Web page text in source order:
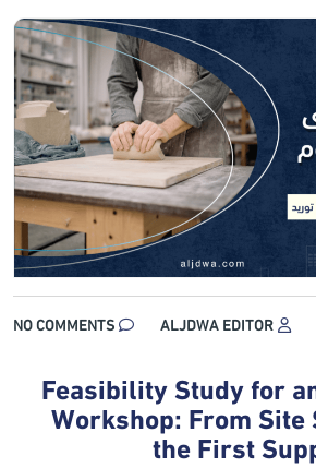
ALJDWA EDITOR
NO COMMENTS
Feasibility Study for
Workshop: From Site
the First